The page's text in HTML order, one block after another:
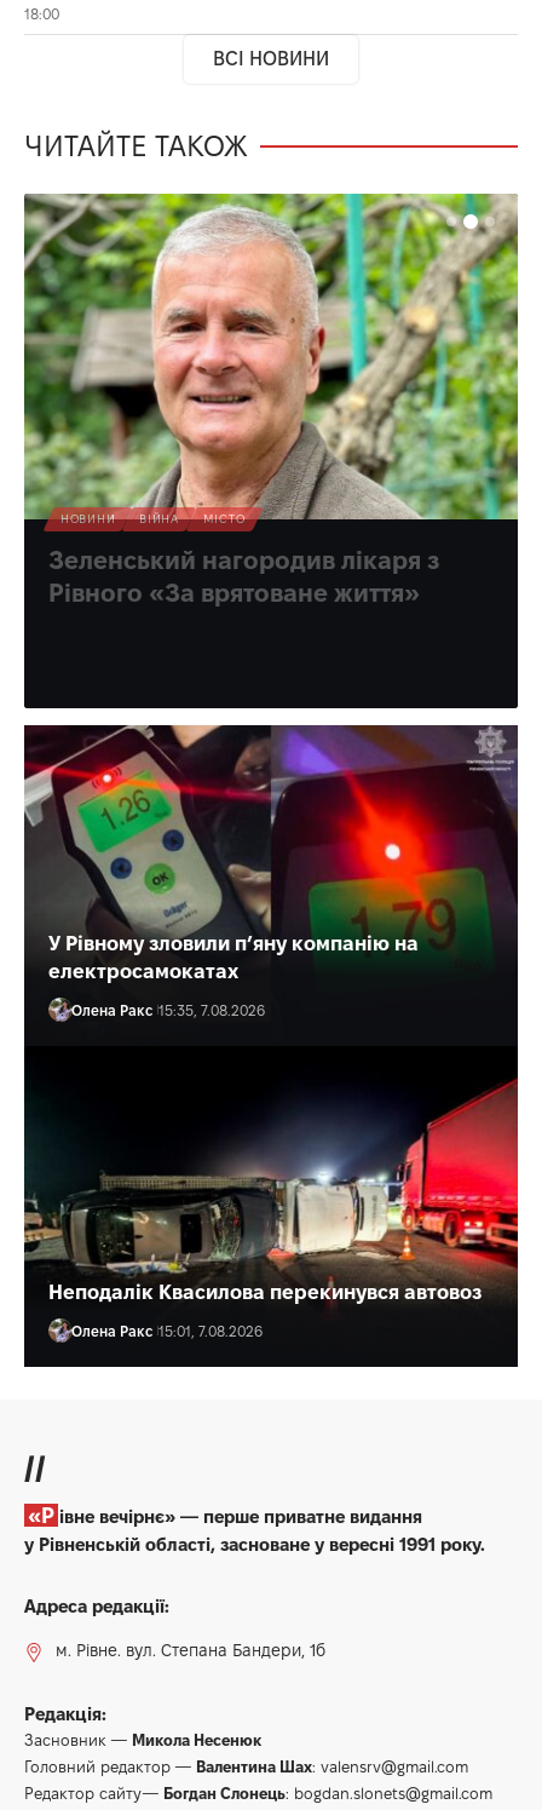
18:00
ВСІ НОВИНИ
ЧИТАЙТЕ ТАКОЖ
НОВИНИ ВІЙНА МІСТО
Зеленський нагородив лікаря з
Рівного «За врятоване життя»
У Рівному зловили п’яну компанію на
електросамокатах
Олена Ракс 15:35, 7.08.2026
Неподалік Квасилова перекинувся автовоз
Олена Ракс 15:01, 7.08.2026
//
«Рівне вечірнє» — перше приватне видання
у Рівненській області, засноване у вересні 1991 року.
Адреса редакції:
м. Рівне. вул. Степана Бандери, 1б
Редакція:
Засновник — Микола Несенюк
Головний редактор — Валентина Шах: valensrv@gmail.com
Редактор сайту— Богдан Слонець: bogdan.slonets@gmail.com